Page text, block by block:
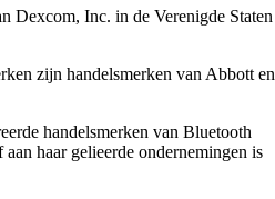
Dexcom, Inc. in de Verenigde Staten
zijn handelsmerken van Abbott en
handelsmerken van Bluetooth
haar gelieerde ondernemingen is